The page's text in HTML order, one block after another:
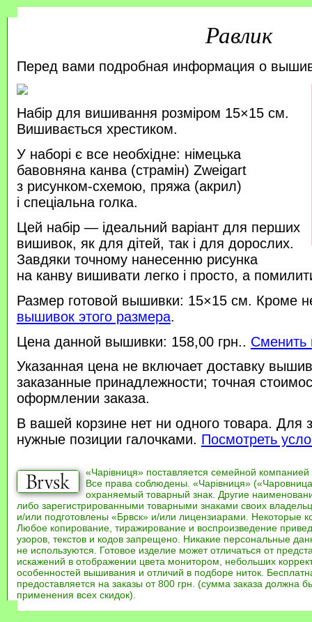
Равлик
Перед вами подробная информация о
Набір для вишивання розміром 15×15 см.
Вишивається хрестиком.
У наборі є все необхідне: німецька
бавовняна канва (страмін) Zweigart
з рисунком-схемою, пряжа (акрил)
і спеціальна голка.
Цей набір — ідеальний варіант для перших
вишивок, як для дітей, так і для дорослих.
Завдяки точному нанесенню рисунка
на канву вишивати легко і просто, а
Размер готовой вышивки: 15×15 см. Кроме
вышивок этого размера.
Цена данной вышивки: 158,00 грн.. Сменить
Указанная цена не включает доставку
заказанные принадлежности; точная
оформлении заказа.
В вашей корзине нет ни одного товара. Для
нужные позиции галочками. Посмотреть
«Чарівниця» поставляется семейной компанией
Все права соблюдены. «Чарівниця»
охраняемый товарный знак. Другие
либо зарегистрированными товарными знаками своих
и/или подготовлены «Брвск» и/или лицензиарами. Некоторые
Любое копирование, тиражирование и воспроизведение
узоров, текстов и кодов запрещено. Никакие персональные
не используются. Готовое изделие может отличаться от
искажений в отображении цвета монитором, небольших
особенностей вышивания и отличий в подборе ниток.
предоставляется на заказы от 800 грн. (сумма заказа должна
применения всех скидок).